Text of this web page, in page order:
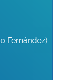
Fernández)